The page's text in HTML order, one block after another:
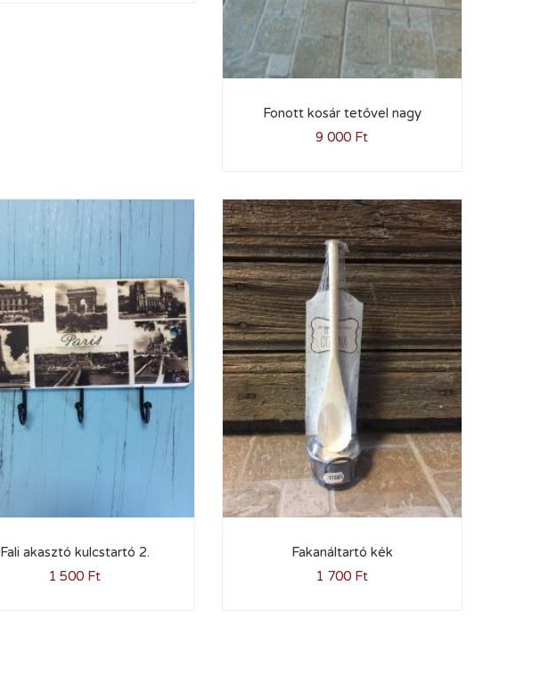
Fonott kosár tetővel nagy
9 000 Ft
Fali akasztó kulcstartó 2.
1 500 Ft
Fakanáltartó kék
1 700 Ft